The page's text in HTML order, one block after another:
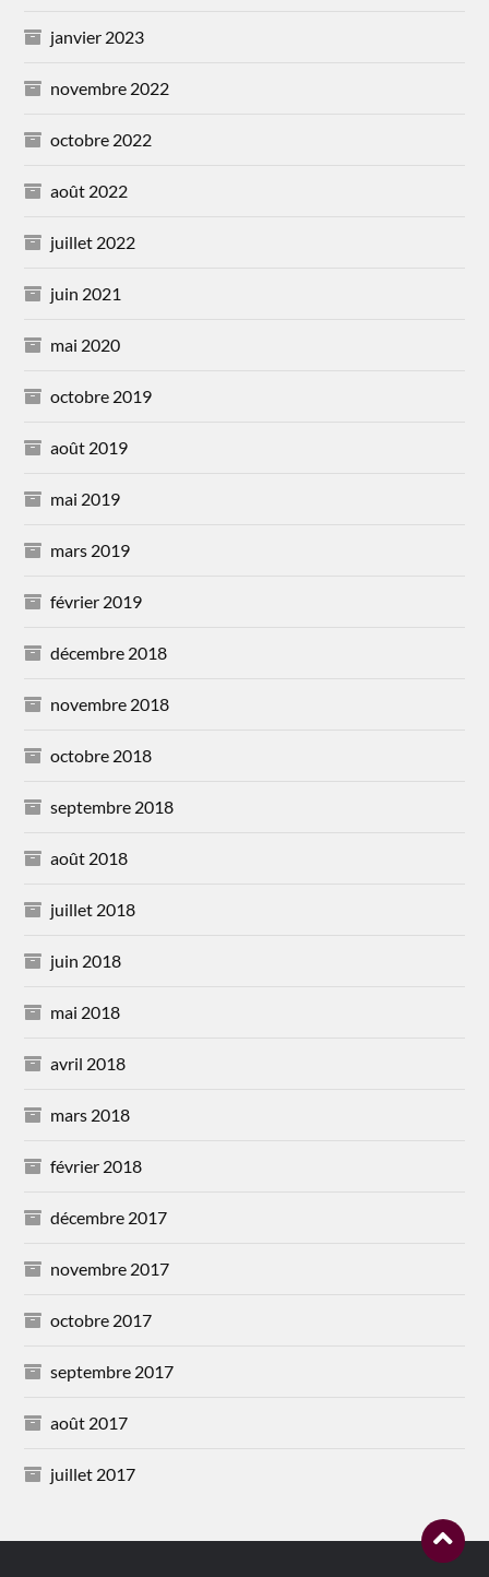
janvier 2023
novembre 2022
octobre 2022
août 2022
juillet 2022
juin 2021
mai 2020
octobre 2019
août 2019
mai 2019
mars 2019
février 2019
décembre 2018
novembre 2018
octobre 2018
septembre 2018
août 2018
juillet 2018
juin 2018
mai 2018
avril 2018
mars 2018
février 2018
décembre 2017
novembre 2017
octobre 2017
septembre 2017
août 2017
juillet 2017